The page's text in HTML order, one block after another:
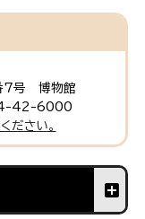
7号 博物館
42-6000
ださい。